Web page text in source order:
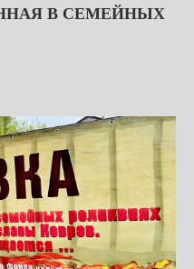
В СЕМЕЙНЫХ